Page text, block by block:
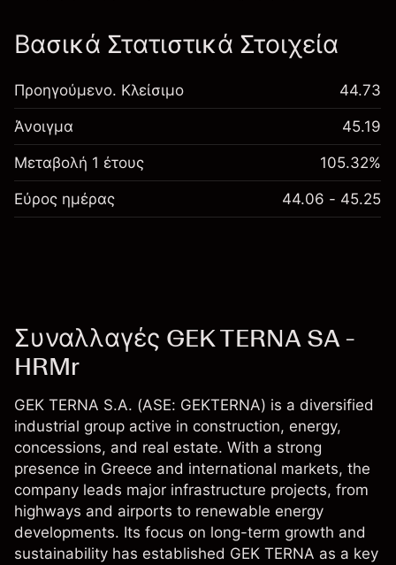
Βασικά Στατιστικά Στοιχεία
Προηγούμενο. Κλείσιμο 44.73
Άνοιγμα 45.19
Μεταβολή 1 έτους 105.32%
Εύρος ημέρας 44.06 - 45.25
Συναλλαγές GEK TERNA SA -
HRMr
GEK TERNA S.A. (ASE: GEKTERNA) is a diversified
industrial group active in construction, energy,
concessions, and real estate. With a strong
presence in Greece and international markets, the
company leads major infrastructure projects, from
highways and airports to renewable energy
developments. Its focus on long-term growth and
sustainability has established GEK TERNA as a key